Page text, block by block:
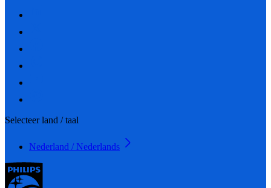
Selecteer land / taal
Nederland / Nederlands